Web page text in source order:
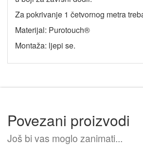
Za pokrivanje 1 četvornog metra
Materijal: Purotouch®
Montaža: ljepi se.
Povezani proizvodi
Još bi vas moglo zanimati...